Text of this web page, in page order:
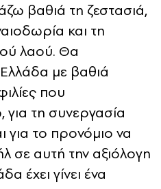
βαθιά τη ζεστασιά,
και τη
λαού. Θα
με βαθιά
που
τη συνεργασία
για το προνόμιο να
αυτή την αξιόλογη
έχει γίνει ένα